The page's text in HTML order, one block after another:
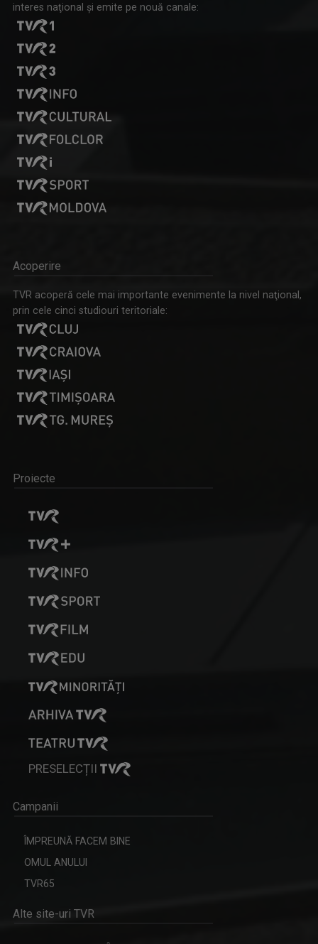
interes naţional şi emite pe nouă canale:
Acoperire
TVR acoperă cele mai importante evenimente la nivel naţional,
prin cele cinci studiouri teritoriale:
Proiecte
PRESELECȚII
Campanii
ÎMPREUNĂ FACEM BINE
OMUL ANULUI
TVR65
Alte site-uri TVR